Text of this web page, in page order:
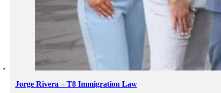
Jorge Rivera – T8 Immigration Law